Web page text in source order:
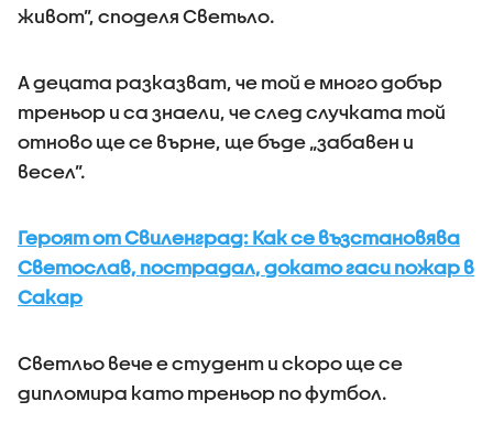
живот”, споделя Светьло.
А децата разказват, че той е много добър
треньор и са знаели, че след случката той
отново ще се върне, ще бъде „забавен и
весел”.
Героят от Свиленград: Как се възстановява
Светослав, пострадал, докато гаси пожар в
Сакар
Светльо вече е студент и скоро ще се
дипломира като треньор по футбол.